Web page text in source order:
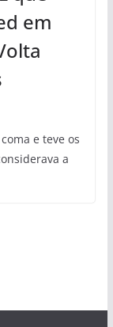
em
e teve os
a